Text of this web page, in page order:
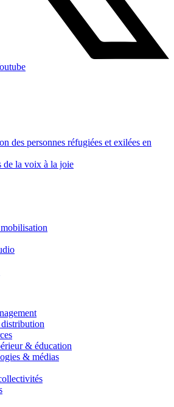
des personnes réfugiées et exilées en
de la voix à la joie
& éducation
& médias